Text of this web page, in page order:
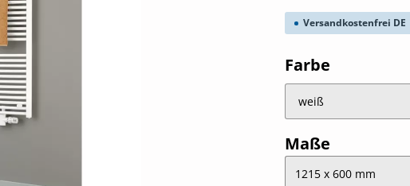
Versandkostenfrei DE
Farbeauswählen
Maßeauswählen